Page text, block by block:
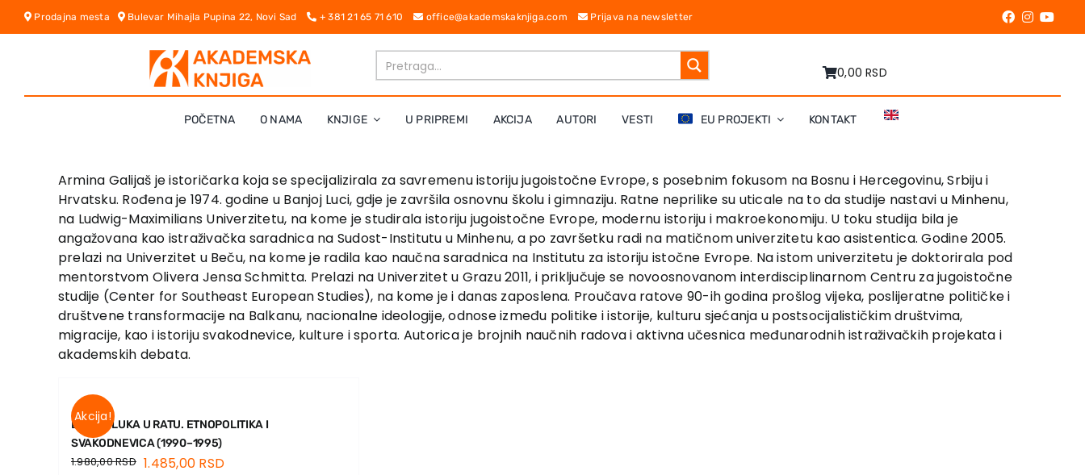
Skip
Prodajna mesta Bulevar Mihajla Pupina 22, Novi Sad + 381 21 65 71 610 office@akademskaknjiga.com Prijava na newsletter
0,00 RSD
POČETNA O NAMA KNJIGE U PRIPREMI AKCIJA AUTORI VESTI EU PROJEKTI KONTAKT
Armina Galijaš je istoričarka koja se specijalizirala za savremenu istoriju jugoistočne Evrope, s posebnim fokusom na Bosnu i Hercegovinu, Srbiju i
Hrvatsku. Rođena je 1974. godine u Banjoj Luci, gdje je završila osnovnu školu i gimnaziju. Ratne neprilike su uticale na to da studije nastavi u Minhenu,
na Ludwig-Maximilians Univerzitetu, na kome je studirala istoriju jugoistočne Evrope, modernu istoriju i makroekonomiju. U toku studija bila je
angažovana kao istraživačka saradnica na Sudost-Institutu u Minhenu, a po završetku radi na matičnom univerzitetu kao asistentica. Godine 2005.
prelazi na Univerzitet u Beču, na kome je radila kao naučna saradnica na Institutu za istoriju istočne Evrope. Na istom univerzitetu je doktorirala pod
mentorstvom Olivera Jensa Schmitta. Prelazi na Univerzitet u Grazu 2011, i priključuje se novoosnovanom interdisciplinarnom Centru za jugoistočne
studije (Center for Southeast European Studies), na kome je i danas zaposlena. Proučava ratove 90-ih godina prošlog vijeka, poslijeratne političke i
društvene transformacije na Balkanu, nacionalne ideologije, odnose između politike i istorije, kulturu sjećanja u postsocijalističkim društvima,
migracije, kao i istoriju svakodnevice, kulture i sporta. Autorica je brojnih naučnih radova i aktivna učesnica međunarodnih istraživačkih projekata i
akademskih debata.
Akcija!
BANJA LUKA U RATU. ETNOPOLITIKA I
SVAKODNEVICA (1990–1995)
1.980,00RSD 1.485,00 RSD